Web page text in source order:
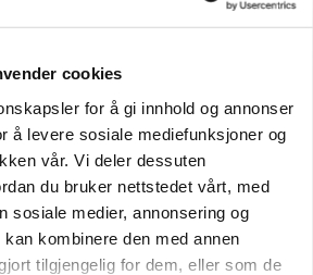
cookies
for å gi innhold og annonser
å levere sosiale mediefunksjoner og
vår. Vi deler dessuten
du bruker nettstedet vårt, med
sosiale medier, annonsering og
kombinere den med annen
tilgjengelig for dem, eller som de
ville bli en katastrofe for norsk
Høyre ikke bare kom til å sitte
i en slik situasjon, men også
størrelsesforholdet da,